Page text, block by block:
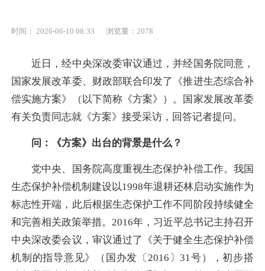
时间： 2026-06-10 08:33 浏览量：2078
近日，经中央深改委审议通过，并经国务院同意，
国家发展改革委、财政部联合印发了《推进生态综合补
偿实施方案》（以下简称《方案》）。国家发展改革委
有关负责同志就《方案》接受采访，回答记者提问。
问：《方案》出台的背景是什么？
党中央、国务院高度重视生态保护补偿工作。我国
生态保护补偿机制建设以1998年退耕还林启动实施作为
标志性开端，此后根据生态保护工作不同阶段持续健全
和完善相关政策举措。2016年，习近平总书记主持召开
中央深改委会议，审议通过了《关于健全生态保护补偿
机制的指导意见》（国办发〔2016〕31号），初步搭